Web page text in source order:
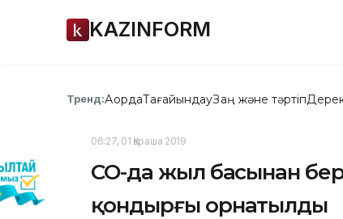
KAZINFORM
Тренд:АқордаТағайындауЗаң және тәртіп
06:27, 01 Қараша 2019
СҚО-да жыл басынан
қондырғы орнатылды